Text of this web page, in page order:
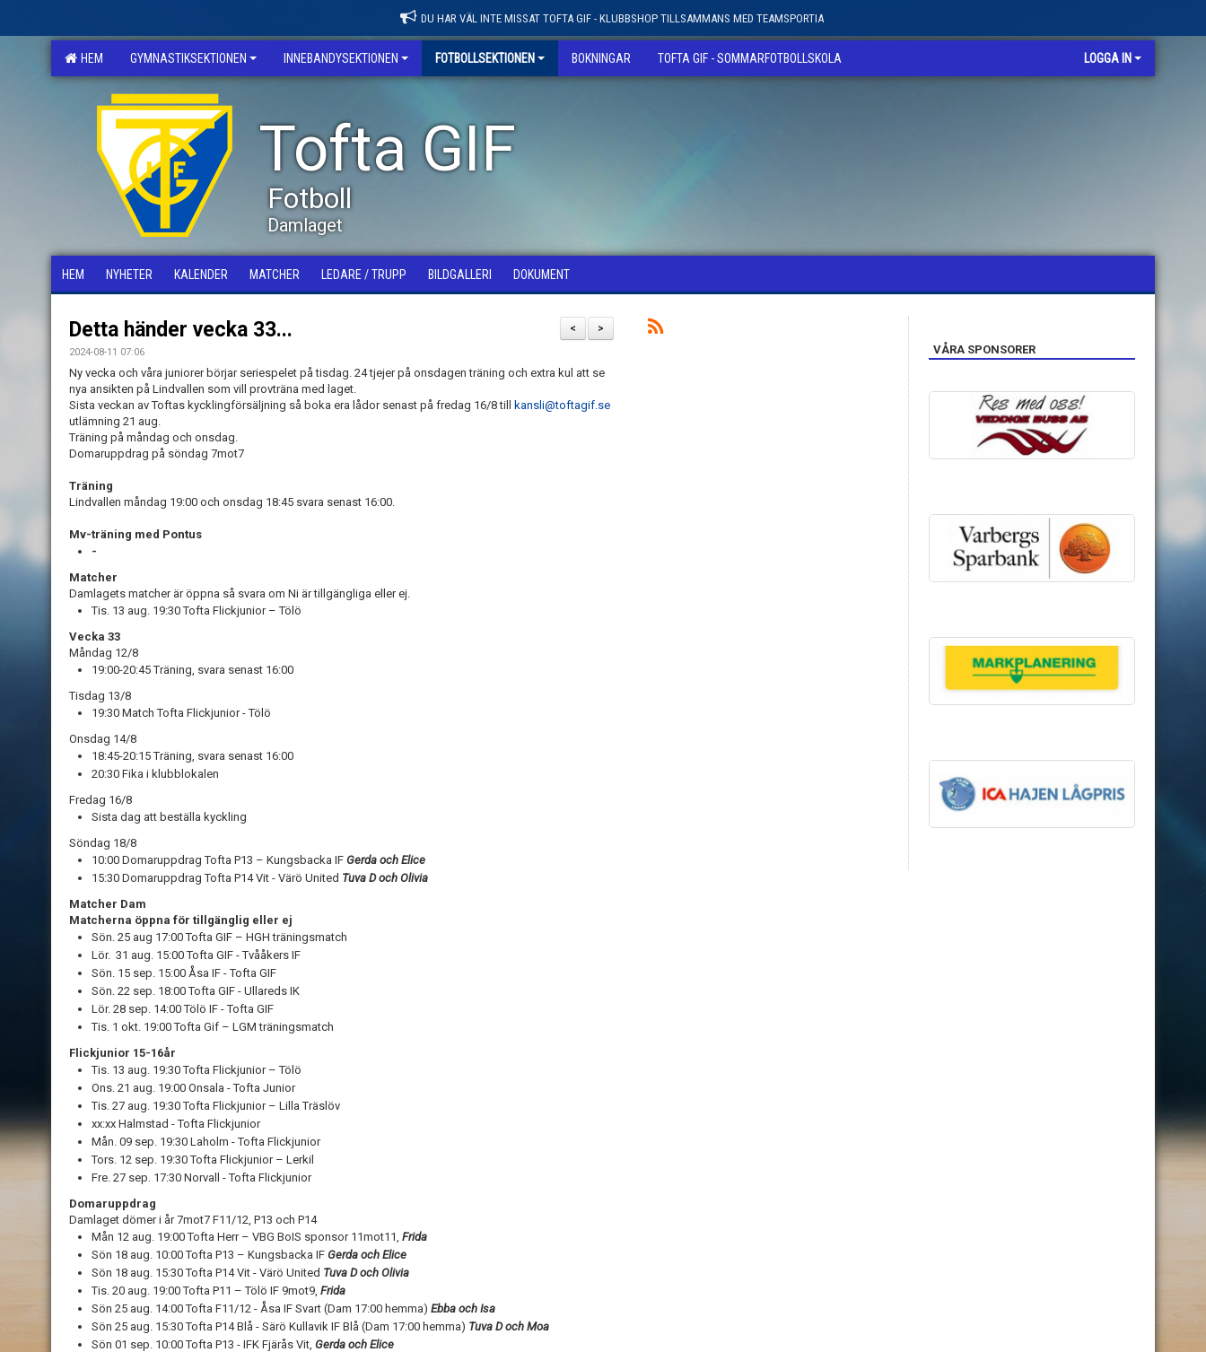
DU HAR VÄL INTE MISSAT TOFTA GIF - KLUBBSHOP TILLSAMMANS MED TEAMSPORTIA
HEM GYMNASTIKSEKTIONEN INNEBANDYSEKTIONEN FOTBOLLSEKTIONEN BOKNINGAR TOFTA GIF - SOMMARFOTBOLLSKOLA LOGGA IN
Tofta GIF
Fotboll
Damlaget
HEM NYHETER KALENDER MATCHER LEDARE / TRUPP BILDGALLERI DOKUMENT
>
<
Detta händer vecka 33...
2024-08-11 07:06
Ny vecka och våra juniorer börjar seriespelet på tisdag. 24 tjejer på onsdagen träning och extra kul att se
nya ansikten på Lindvallen som vill provträna med laget.
Sista veckan av Toftas kycklingförsäljning så boka era lådor senast på fredag 16/8 till
kansli@toftagif.se
utlämning 21 aug.
Träning på måndag och onsdag.
Domaruppdrag på söndag 7mot7
Träning
Lindvallen måndag 19:00 och onsdag 18:45 svara senast 16:00.
Mv-träning med Pontus
-
Matcher
Damlagets matcher är öppna så svara om Ni är tillgängliga eller ej.
Tis. 13 aug. 19:30 Tofta Flickjunior – Tölö
Vecka 33
Måndag 12/8
19:00-20:45 Träning, svara senast 16:00
Tisdag 13/8
19:30 Match Tofta Flickjunior - Tölö
Onsdag 14/8
18:45-20:15 Träning, svara senast 16:00
20:30 Fika i klubblokalen
Fredag 16/8
Sista dag att beställa kyckling
Söndag 18/8
10:00 Domaruppdrag Tofta P13 – Kungsbacka IF Gerda och Elice
15:30 Domaruppdrag Tofta P14 Vit - Värö United Tuva D och Olivia
Matcher Dam
Matcherna öppna för tillgänglig eller ej
Sön. 25 aug 17:00 Tofta GIF – HGH träningsmatch
Lör. 31 aug. 15:00 Tofta GIF - Tvååkers IF
Sön. 15 sep. 15:00 Åsa IF - Tofta GIF
Sön. 22 sep. 18:00 Tofta GIF - Ullareds IK
Lör. 28 sep. 14:00 Tölö IF - Tofta GIF
Tis. 1 okt. 19:00 Tofta Gif – LGM träningsmatch
Flickjunior 15-16år
Tis. 13 aug. 19:30 Tofta Flickjunior – Tölö
Ons. 21 aug. 19:00 Onsala - Tofta Junior
Tis. 27 aug. 19:30 Tofta Flickjunior – Lilla Träslöv
xx:xx Halmstad - Tofta Flickjunior
Mån. 09 sep. 19:30 Laholm - Tofta Flickjunior
Tors. 12 sep. 19:30 Tofta Flickjunior – Lerkil
Fre. 27 sep. 17:30 Norvall - Tofta Flickjunior
Domaruppdrag
Damlaget dömer i år 7mot7 F11/12, P13 och P14
Mån 12 aug. 19:00 Tofta Herr – VBG BoIS sponsor 11mot11, Frida
Sön 18 aug. 10:00 Tofta P13 – Kungsbacka IF Gerda och Elice
Sön 18 aug. 15:30 Tofta P14 Vit - Värö United Tuva D och Olivia
Tis. 20 aug. 19:00 Tofta P11 – Tölö IF 9mot9, Frida
Sön 25 aug. 14:00 Tofta F11/12 - Åsa IF Svart (Dam 17:00 hemma) Ebba och Isa
Sön 25 aug. 15:30 Tofta P14 Blå - Särö Kullavik IF Blå (Dam 17:00 hemma) Tuva D och Moa
Sön 01 sep. 10:00 Tofta P13 - IFK Fjärås Vit, Gerda och Elice
VÅRA SPONSORER